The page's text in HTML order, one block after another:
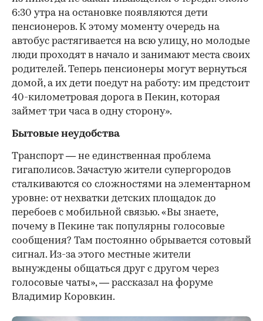
6:30 утра на остановке появляются дети
пенсионеров. К этому моменту очередь на
автобус растягивается на всю улицу, но молодые
люди проходят в начало и занимают места своих
родителей. Теперь пенсионеры могут вернуться
домой, а их дети поедут на работу: им предстоит
40-километровая дорога в Пекин, которая
займет три часа в одну сторону».
Бытовые неудобства
Транспорт — не единственная проблема
гигаполисов. Зачастую жители супергородов
сталкиваются со сложностями на элементарном
уровне: от нехватки детских площадок до
перебоев с мобильной связью. «Вы знаете,
почему в Пекине так популярны голосовые
сообщения? Там постоянно обрывается сотовый
сигнал. Из-за этого местные жители
вынуждены общаться друг с другом через
голосовые чаты», — рассказал на форуме
Владимир Коровкин.